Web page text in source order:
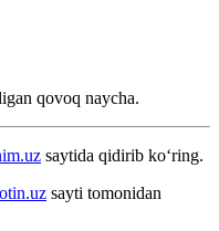
qovoq naycha.
saytida qidirib ko‘ring.
sayti tomonidan